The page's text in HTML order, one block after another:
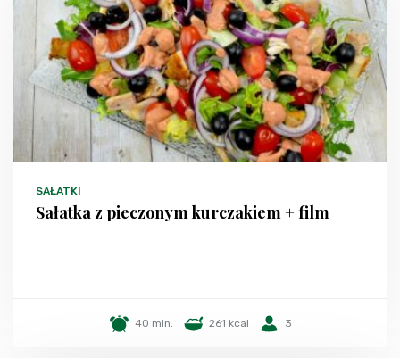
SAŁATKI
Sałatka z pieczonym kurczakiem + film
40 min. 261 kcal 3